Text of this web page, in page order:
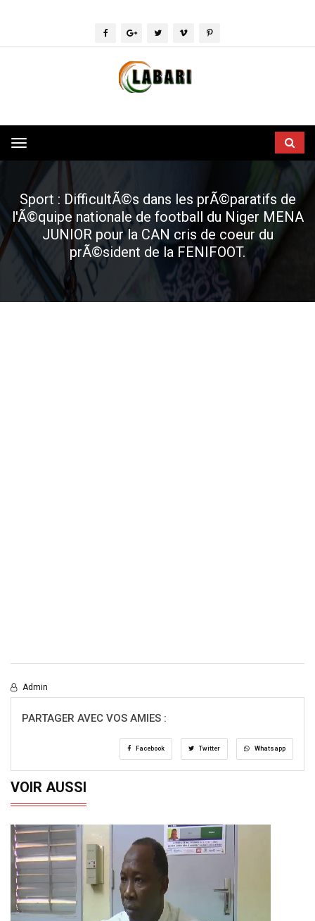
Toggle
navigation
Sport : DifficultÃ©s dans les prÃ©paratifs de
l'Ã©quipe nationale de football du Niger MENA
JUNIOR pour la CAN cris de coeur du
prÃ©sident de la FENIFOOT.
Admin
PARTAGER AVEC VOS AMIES :
Facebook Twitter Whatsapp
VOIR AUSSI